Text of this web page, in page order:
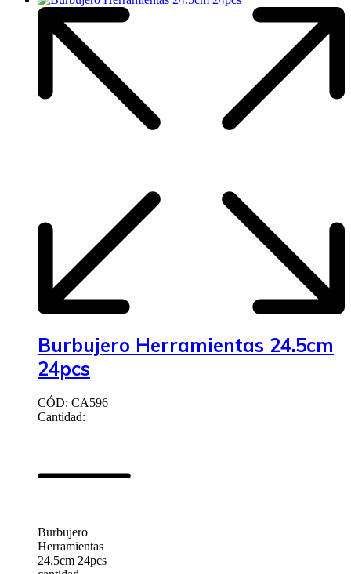
Burbujero Herramientas 24.5cm
24pcs
CÓD: CA596
Cantidad:
Burbujero
Herramientas
24.5cm 24pcs